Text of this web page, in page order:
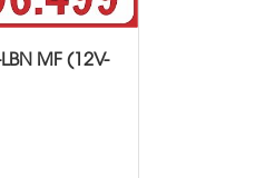
MF (12V-